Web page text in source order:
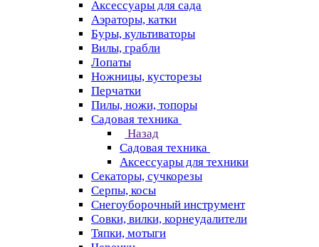
Аксессуары для сада
Аэраторы, катки
Буры, культиваторы
Вилы, грабли
Лопаты
Ножницы, кусторезы
Перчатки
Пилы, ножи, топоры
Садовая техника
Назад
Садовая техника
Аксессуары для техники
Секаторы, сучкорезы
Серпы, косы
Снегоуборочный инструмент
Совки, вилки, корнеудалители
Тяпки, мотыги